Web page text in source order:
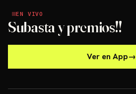
EN VIVO
EN VIVO
Subasta y premios!!
Ver en App→